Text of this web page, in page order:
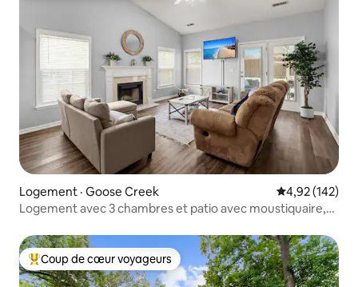
Logement · Goose Creek Note
4,92 (142)
Logement avec 3 chambres et patio avec moustiquaire,
Coup de cœur voyageurs parmi les plus aimés
Coup de cœur voyageurs